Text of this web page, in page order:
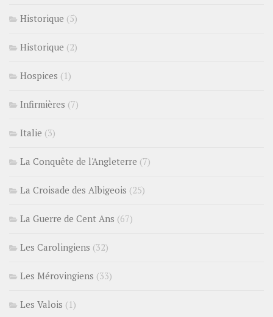
Historique (5)
Historique (2)
Hospices (1)
Infirmières (7)
Italie (3)
La Conquête de l'Angleterre (7)
La Croisade des Albigeois (25)
La Guerre de Cent Ans (67)
Les Carolingiens (32)
Les Mérovingiens (33)
Les Valois (1)